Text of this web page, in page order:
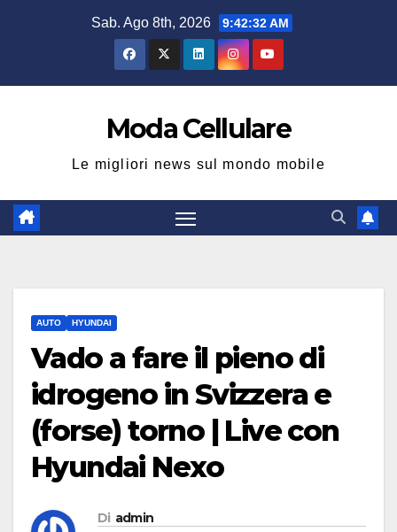
Sab. Ago 8th, 2026 9:42:33 AM
Moda Cellulare
Le migliori news sul mondo mobile
AUTO HYUNDAI
Vado a fare il pieno di
idrogeno in Svizzera e
(forse) torno | Live con
Hyundai Nexo
Di admin